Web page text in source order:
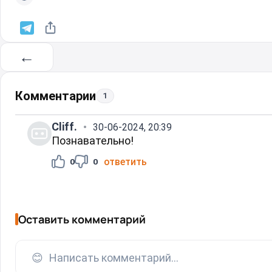
←
Комментарии 1
Cliff. 30-06-2024, 20:39
Познавательно!
0 0 ответить
Оставить комментарий
😊 Написать комментарий...